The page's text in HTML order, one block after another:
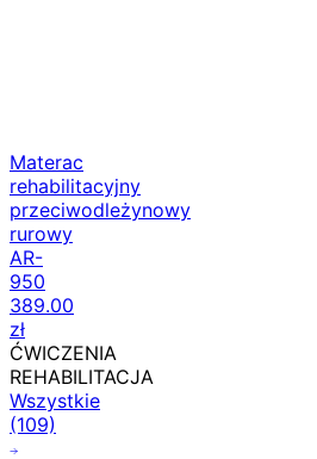
Materac
rehabilitacyjny
przeciwodleżynowy
rurowy
AR-
950
389.00
zł
ĆWICZENIA
REHABILITACJA
Wszystkie
(109)